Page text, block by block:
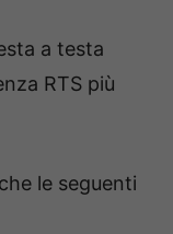
a testa
RTS più
le seguenti